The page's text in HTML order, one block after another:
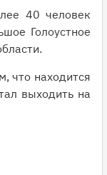
40 человек
Голоустное
что находится
выходить на